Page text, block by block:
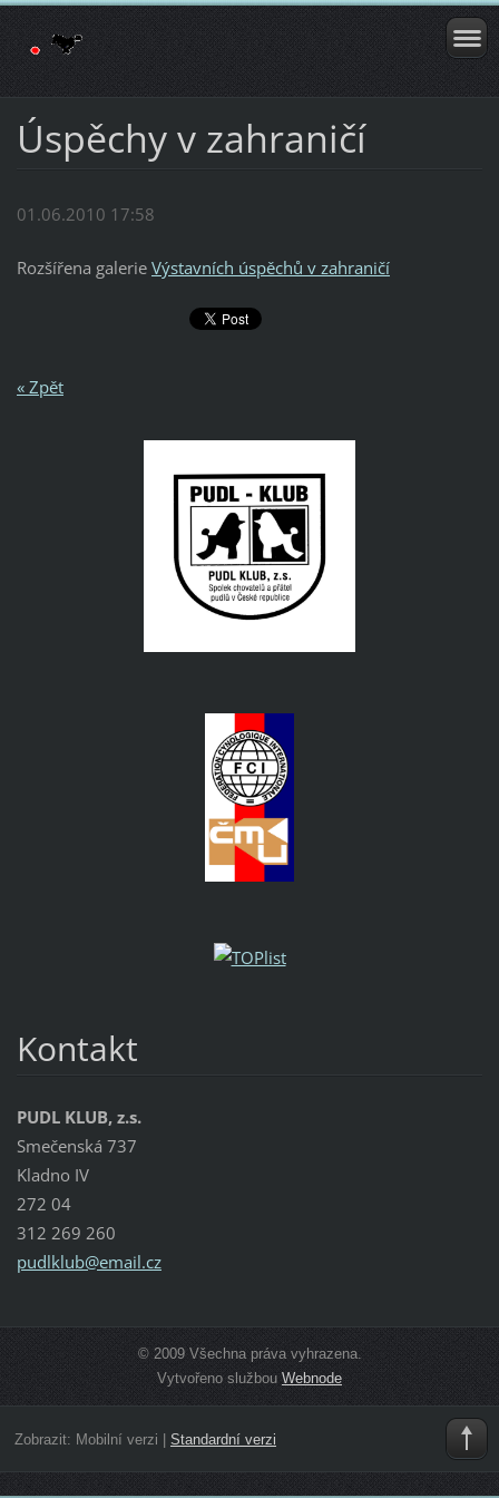
Úspěchy v zahraničí
01.06.2010 17:58
Rozšířena galerie Výstavních úspěchů v zahraničí
« Zpět
Kontakt
PUDL KLUB, z.s.
Smečenská 737
Kladno IV
272 04
312 269 260
pudlklub@email.cz
© 2009 Všechna práva vyhrazena.
Vytvořeno službou Webnode
Zobrazit: Mobilní verzi Standardní verzi